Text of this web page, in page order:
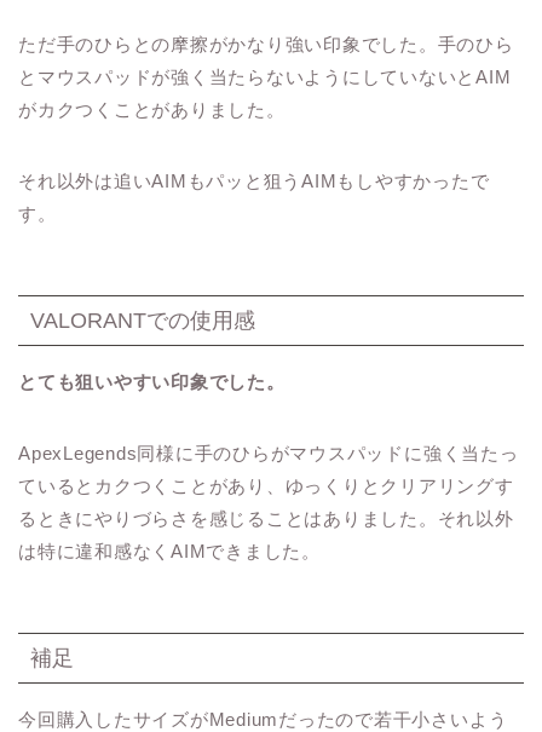
ただ手のひらとの摩擦がかなり強い印象でした。手のひら
とマウスパッドが強く当たらないようにしていないとAIM
がカクつくことがありました。
それ以外は追いAIMもパッと狙うAIMもしやすかったで
す。
VALORANTでの使用感
とても狙いやすい印象でした。
ApexLegends同様に手のひらがマウスパッドに強く当たっ
ているとカクつくことがあり、ゆっくりとクリアリングす
るときにやりづらさを感じることはありました。それ以外
は特に違和感なくAIMできました。
補足
今回購入したサイズがMediumだったので若干小さいよう